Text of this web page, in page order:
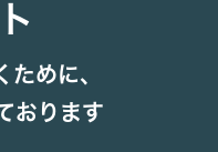
ために、
おります